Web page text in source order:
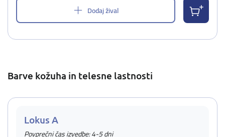
Dodaj žival
Barve kožuha in telesne lastnosti
Lokus A
Povprečni čas izvedbe: 4-5 dni